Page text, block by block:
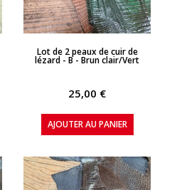
APERÇU RAPIDE
Lot de 2 peaux de cuir de
lézard - B - Brun clair/Vert
25,00 €
AJOUTER AU PANIER